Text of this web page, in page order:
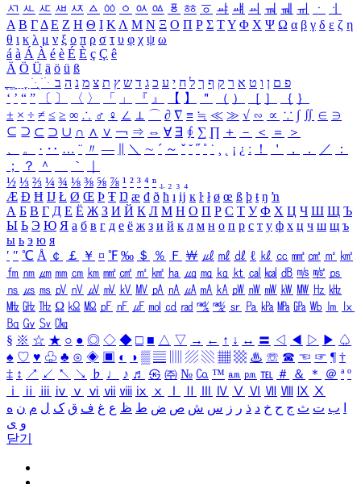
ㅺ ㅻ ㅼ ㅽ ㅾ ㅿ ㆀ ㆁ ㆂ ㆃ ㆄ ㆅ ㆆ ㆇ ㆈ ㆉ ㆊ ㆋ ㆌ ㆍ
ㆎ
Α Β ΓΔ Ε Ζ Η Θ Ι ΚΛ Μ Ν Ξ Ο Π Ρ Σ ΤΥ Φ Χ Ψ Ω α β γ δ ε ζ η
θ ι κ λ μ ν ξ ο π ρ σ τ υ φ χ ψ ω
á à Á À é è É È ç Ç ê
Ä Ö Ü ä ö ü ß
ִֶֹ ֻּ ׁׂ פ ם ן ו ט א ר ק ף ך ל ח י ע כ ג ד ש ץ ת צ מ נ ה ב
‘ ’ “ ” 〔 〕 〈 〉 「 」 『 』 【 】 ＂ （ ） ［ ］ ｛ ｝
± × ÷ ≠ ≤ ≥ ∞ ∴ ♂ ♀ ∠ ⊥ ⌒ ∂ ∇ ≡ ≒ ≪ ≫ √ ∽ ∝ ∵ ∫ ∬ ∈ ∋
⊆ ⊇ ⊂ ⊃ ∪ ∩ ∧ ∨ ￢ ⇒ ⇔ ∀ ∃ ∮ ∑ ∏ ＋ － ＜ ＝
＞
、
。 · ‥ … ¨ 〃 ― ＼ ∼ ´ ～ ˇ ˘ ˝ ˚ ˙ ¸ ¡ ¿ ː ！ ＇ ， ． ／
：
；
？ ＾ ｀
½ ⅓ ⅔ ¼ ¾ ⅛ ⅜ ⅝ ⅞ ¹ ² ³ ⁴ ⁿ ₁ ₂ ₃ ₄
Æ Ð Ħ Ĳ Ł Ø Œ Þ Ŧ Ŋ æ đ ð ħ ı ĳ ĸ ŀ ł ø œ ß þ ŧ ŋ ŉ
А Б В Г Д Е Ё Ж З И Й К Л М Н О П Р С Т У Ф Х Ц Ч Ш Щ Ъ
Ы Ь Э Ю Я а б в г д е ё ж з и й к л м н о п р с т у ф х ц ч ш щ ъ
ы ь э ю я
′ ″ ℃ Å ￠ ￡ ￥ ¤ ℉ ‰ ＄ ％ Ｆ ￦ ㎕ ㎖ ㎗ ℓ ㎘ ㏄ ㎣ ㎤ ㎥ ㎦
㎙ ㎚ ㎛ ㎜ ㎝ ㎞ ㎟ ㎠ ㎡ ㎢ ㏊ ㎍ ㎎ ㎏ ㏏ ㎈ ㎉ ㏈ ㎧ ㎨ ㎰
㎱ ㎲ ㎳ ㎴ ㎵ ㎶ ㎷ ㎸ ㎹ ㎀ ㎁ ㎂ ㎃ ㎄ ㎺ ㎻ ㎽ ㎾ ㎿ ㎐ ㎑
㎒ ㎓ ㎔ Ω ㏀ ㏁ ㎊ ㎋ ㎌ ㏖ ㏅ ㎭ ㎮ ㎯ ㏛ ㎩ ㎪ ㎫ ㎬ ㏝ ㏐
㏓
㏃ ㏉ ㏜ ㏆
§ ※ ☆ ★ ○ ● ◎ ◇ ◆ □ ■ △ ▽ → ← ↑ ↓ ↔ 〓 ◁ ◀ ▷ ▶ ♤
♠ ♡ ♥ ♧ ♣ ⊙ ◈ ▣ ◐ ◑ ▒ ▤ ▨ ▧ ▦ ▩ ♨ ☏ ☎ ☜ ☞ ¶ †
‡ ↕ ↗ ↙ ↖ ↘ ♭ ♩ ♪ ♬ ㉿ ㈜ № ㏇ ™ ㏂ ㏘ ℡ ＃ ＆ ＊ ＠ ª º
ⅰ
ⅱ ⅲ ⅳ ⅴ ⅵ ⅶ ⅷ ⅸ ⅹ Ⅳ Ⅴ Ⅵ Ⅶ Ⅷ Ⅸ Ⅹ
ب ت ث ج ح خ د ذ ر ز س ش ص ض ط ظ ع غ ف ق ک ل م ن ه
و ی
닫기